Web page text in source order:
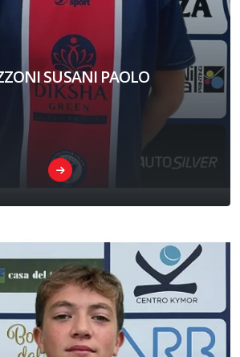
SUSANI PAOLO